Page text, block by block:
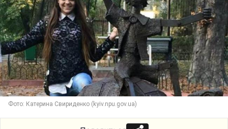
Фото: Катерина Свириденко (kyiv.npu.gov.ua)